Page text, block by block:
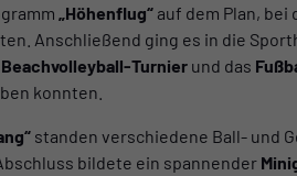
„Höhenflug“auf dem Plan, bei
Anschließend ging es in die
Beachvolleyball-Turnierund das
konnten.
standen verschiedene Ball- und
bildete ein spannender